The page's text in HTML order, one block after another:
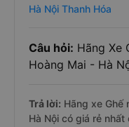
Hà Nội Thanh Hóa
Câu hỏi: Hãng Xe
Hoàng Mai - Hà
Trả lời: Hãng xe Ghế
Hà Nội có giá rẻ